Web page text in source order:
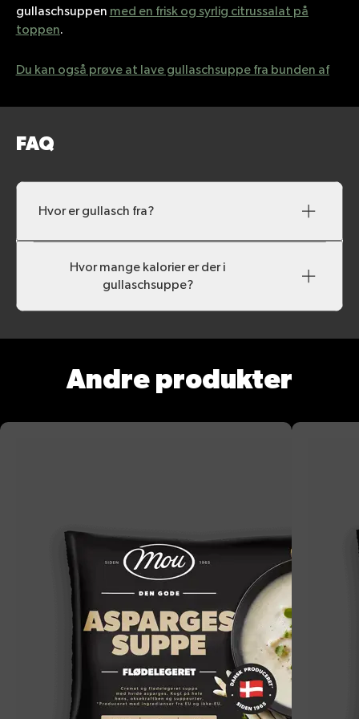
gullaschsuppen med en frisk og syrlig citrussalat på
toppen.
Du kan også prøve at lave gullaschsuppe fra bunden af
FAQ
Hvor er gullasch fra?
Hvor mange kalorier er der i
gullaschsuppe?
Andre produkter